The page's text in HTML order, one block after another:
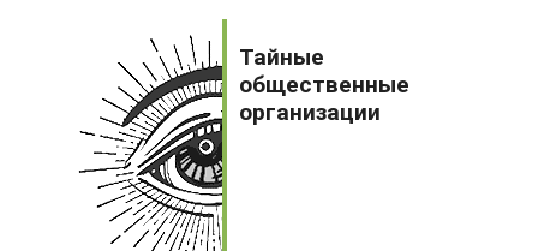
общественные
организации
Тайные
общественные
организации